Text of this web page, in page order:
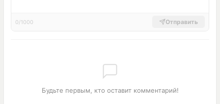
0/1000 Отправить
Будьте первым, кто оставит комментарий!